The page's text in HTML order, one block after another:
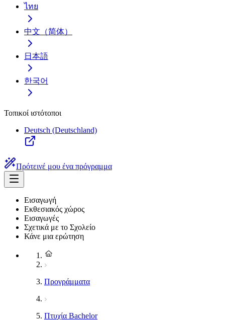
ไทย
中文（简体）
日本語
한국어
Τοπικοί ιστότοποι
Deutsch (Deutschland)
Πρότεινέ μου ένα πρόγραμμα
Εισαγωγή
Εκθεσιακός χώρος
Εισαγωγές
Σχετικά με το Σχολείο
Κάνε μια ερώτηση
Προγράμματα
Πτυχία Bachelor